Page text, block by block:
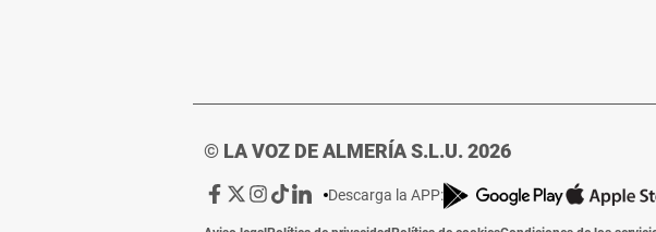
© LA VOZ DE ALMERÍA S.L.U. 2026
Ir
Ir
Ir Ir Ir
Descarga la APP: